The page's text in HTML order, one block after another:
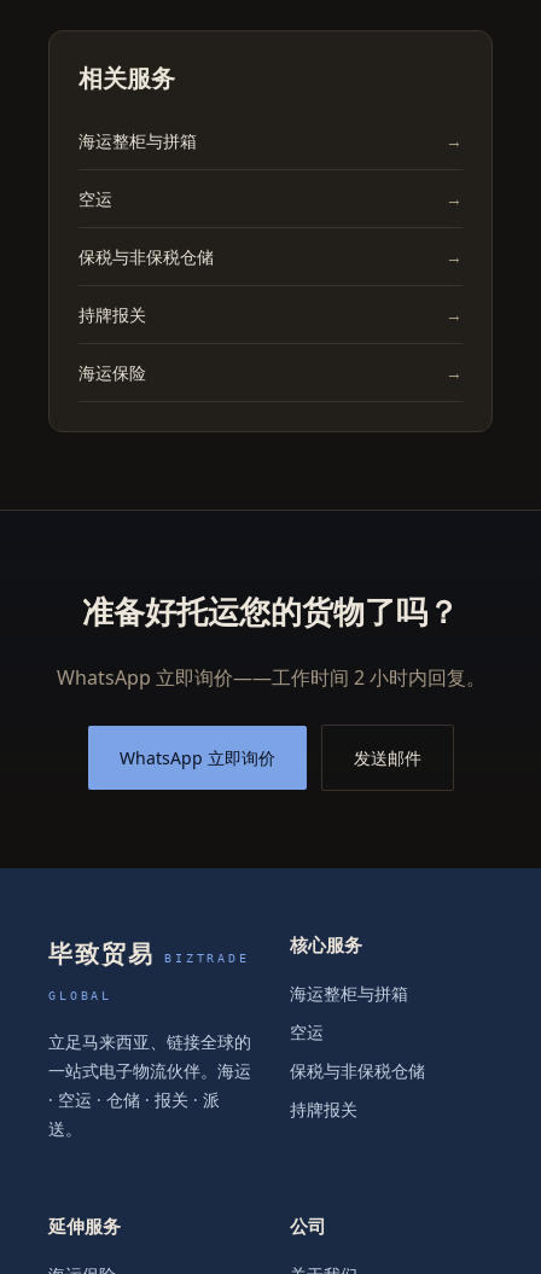
相关服务
海运整柜与拼箱 →
空运 →
保税与非保税仓储 →
持牌报关 →
海运保险 →
准备好托运您的货物了吗？
WhatsApp 立即询价——工作时间 2 小时内回复。
WhatsApp 立即询价 发送邮件
毕致贸易 BIZTRADE
GLOBAL
立足马来西亚、链接全球的
一站式电子物流伙伴。海运
· 空运 · 仓储 · 报关 · 派
送。
核心服务
海运整柜与拼箱
空运
保税与非保税仓储
持牌报关
延伸服务 公司